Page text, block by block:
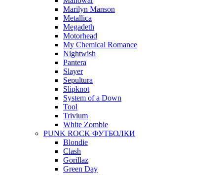
Marilyn Manson
Metallica
Megadeth
Motorhead
My Chemical Romance
Nightwish
Pantera
Slayer
Sepultura
Slipknot
System of a Down
Tool
Trivium
White Zombie
PUNK ROCK ФУТБОЛКИ
Blondie
Clash
Gorillaz
Green Day